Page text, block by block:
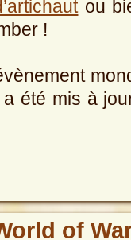
ou
!
été mis à
of